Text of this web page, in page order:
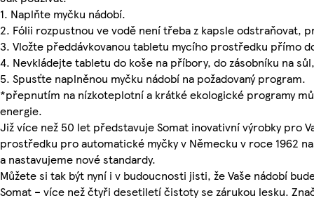
1. Naplňte myčku nádobí.
2. Fólii rozpustnou ve vodě není třeba z kapsle odstraňovat,
3. Vložte předdávkovanou tabletu mycího prostředku přímo
4. Nevkládejte tabletu do koše na příbory, do zásobníku na
5. Spusťte naplněnou myčku nádobí na požadovaný program.
*přepnutím na nízkoteplotní a krátké ekologické programy
energie.
Již více než 50 let představuje Somat inovativní výrobky pro
prostředku pro automatické myčky v Německu v roce 1962
a nastavujeme nové standardy.
Můžete si tak být nyní i v budoucnosti jisti, že Vaše nádobí
Somat – více než čtyři desetiletí čistoty se zárukou lesku.